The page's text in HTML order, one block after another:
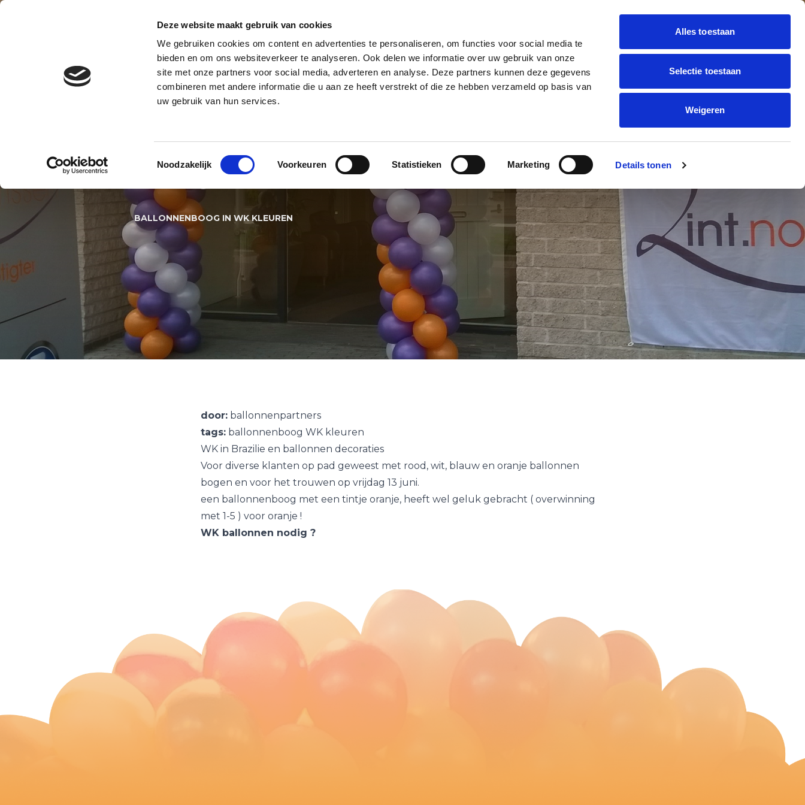
Deze website maakt gebruik van cookies
We gebruiken cookies om content en advertenties te personaliseren, om functies voor social media te
bieden en om ons websiteverkeer te analyseren. Ook delen we informatie over uw gebruik van onze
site met onze partners voor social media, adverteren en analyse. Deze partners kunnen deze gegevens
combineren met andere informatie die u aan ze heeft verstrekt of die ze hebben verzameld op basis van
uw gebruik van hun services.
Toestemmingsselectie
Noodzakelijk Voorkeuren Statistieken Marketing Details tonen
Alles toestaan
Selectie toestaan
Weigeren
BALLONNENBOOGBALLONNENPILAARHELIUM BALLONNENHELIUM BALLON TROSSENREUZE BALLON DECORATIE
BALLONNEN DECORATIES SPECIALS BALLONNEN BEZORGSERVICE BALLON KLEUREN BALLONNEN BEDRUKKEN
aanvragen
BALLONNENBOOG IN WK
KLEUREN
BALLONNENBOOG IN WK KLEUREN
door:ballonnenpartners
tags:ballonnenboog WK kleuren
WK in Brazilie en ballonnen decoraties
Voor diverse klanten op pad geweest met rood, wit, blauw en oranje ballonnen
bogen en voor het trouwen op vrijdag 13 juni.
een ballonnenboog met een tintje oranje, heeft wel geluk gebracht ( overwinning
met 1-5 ) voor oranje !
WK ballonnen nodig ?